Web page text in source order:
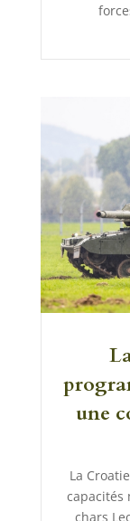
une
La
capacités
chars